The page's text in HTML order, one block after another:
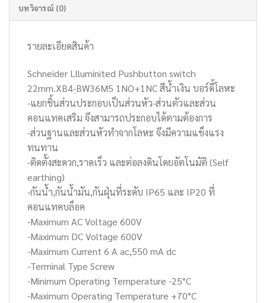
บทวิจารณ์ (0)
รายละเอียดสินค้า
Schneider Llluminited Pushbutton switch
22mm.XB4-ฺBW36M5 1NO+1NC สีน้ำเงิน บอร์ดี้โลหะ
-แยกชิ้นส่วนประกอบเป็นส่วนหัว-ส่วนตัวและส่วน
คอนแทคเสริม จึงสามารถประกอบได้ตามต้องการ
-ส่วนฐานและส่วนหัวทำจากโลหะ จึงมีความแข็งแรง
ทนทาน
-ติดตั้งสะดวก,ราดเร็ว และต่อลงดินโดยอัตโนมัติ (Self
earthing)
-กันน้ำ,กันน้ำมัน,กันฝุ่นที่ระดับ IP65 และ IP20 ที่
คอนแทคบล็อค
-Maximum AC Voltage 600V
-Maximum DC Voltage 600V
-Maximum Current 6 A ac,550 mA dc
-Terminal Type Screw
-Minimum Operating Temperature -25°C
-Maximum Operating Temperature +70°C